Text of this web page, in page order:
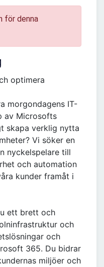
för denna
optimera
morgondagens IT-
av Microsofts
skapa verklig nytta
Vi söker en
nyckelspelare till
och automation
kunder framåt i
ett brett och
och
och
365. Du bidrar
miljöer och